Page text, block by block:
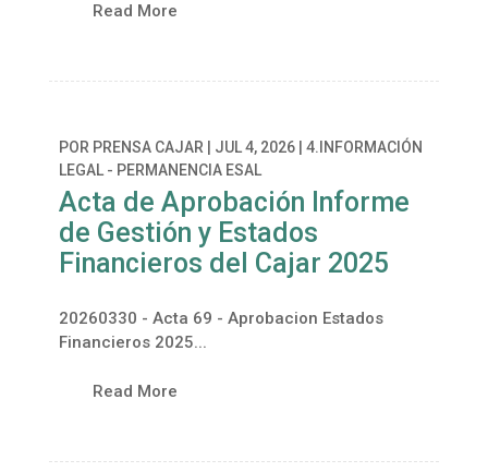
Read More
POR PRENSA CAJAR JUL 4, 2026| 4.INFORMACIÓN
LEGAL - PERMANENCIA ESAL
Acta de Aprobación Informe
de Gestión y Estados
Financieros del Cajar 2025
20260330 - Acta 69 - Aprobacion Estados
Financieros 2025...
Read More